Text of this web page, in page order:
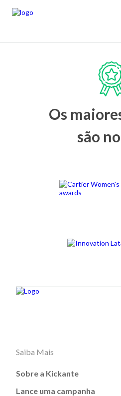
Os
são
Saiba Mais
Sobre a Kickante
Lance uma campanha